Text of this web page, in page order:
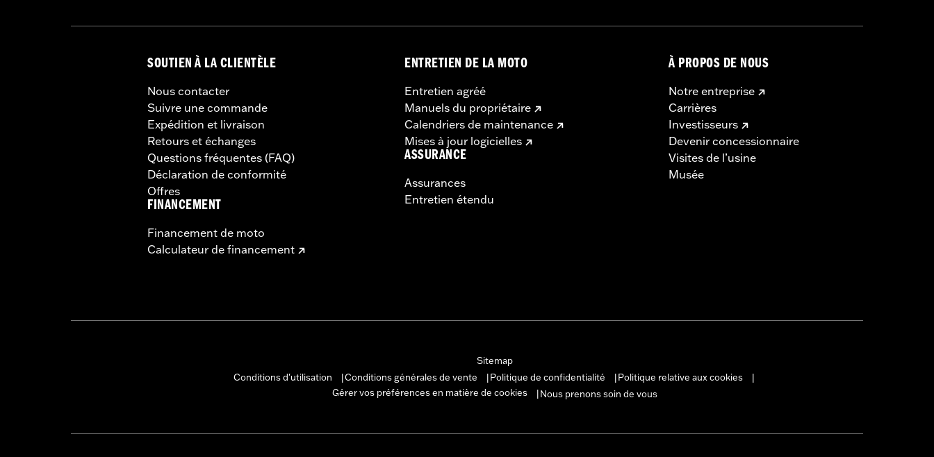
SOUTIEN À LA CLIENTÈLE
Nous contacter
Suivre une commande
Expédition et livraison
Retours et échanges
Questions fréquentes (FAQ)
Déclaration de conformité
Offres
FINANCEMENT
Financement de moto
Calculateur de financement
ENTRETIEN DE LA MOTO
Entretien agréé
Manuels du propriétaire
Calendriers de maintenance
Mises à jour logicielles
ASSURANCE
Assurances
Entretien étendu
À PROPOS DE NOUS
Notre entreprise
Carrières
Investisseurs
Devenir concessionnaire
Visites de l’usine
Musée
Sitemap
Conditions d'utilisation
Conditions générales de vente Politique de confidentialité Politique relative aux cookies
Gérer vos préférences en matière de cookies
Nous prenons soin de vous